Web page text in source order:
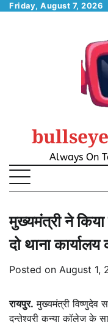
SkipFriday, August 7, 2026
Always On
मुख्यमंत्री ने
दो थाना कार्यालय
Posted on August 1,
रायपुर. मुख्यमंत्री विष्णुदेव
दन्तेश्वरी कन्या कॉलेज के